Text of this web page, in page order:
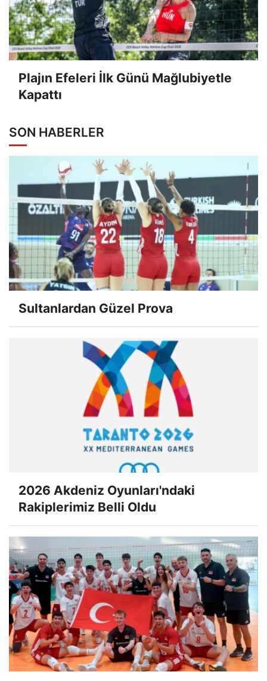
Plajın Efeleri İlk Günü Mağlubiyetle
Kapattı
SON HABERLER
Sultanlardan Güzel Prova
2026 Akdeniz Oyunları'ndaki
Rakiplerimiz Belli Oldu